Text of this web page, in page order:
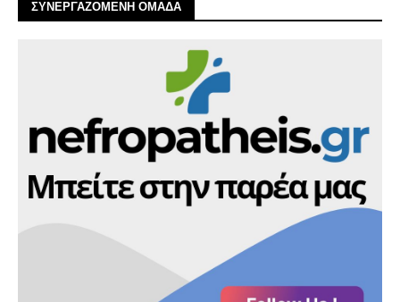
ΣΥΝΕΡΓΑΖΟΜΕΝΗ ΟΜΑΔΑ